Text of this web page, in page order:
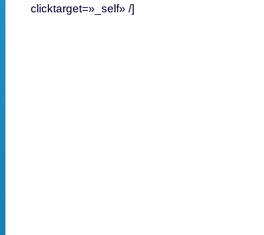
clicktarget=»_self» /]